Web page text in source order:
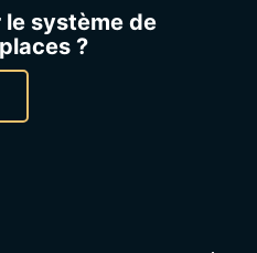
le système de
?